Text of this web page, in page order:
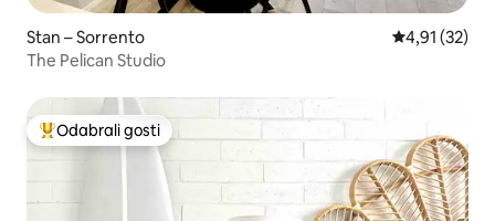
Stan – Sorrento Prosječna
4,91 (32)
The Pelican Studio
Među najviše rangiranima s oznakom „Odabrali gosti”
Odabrali gosti